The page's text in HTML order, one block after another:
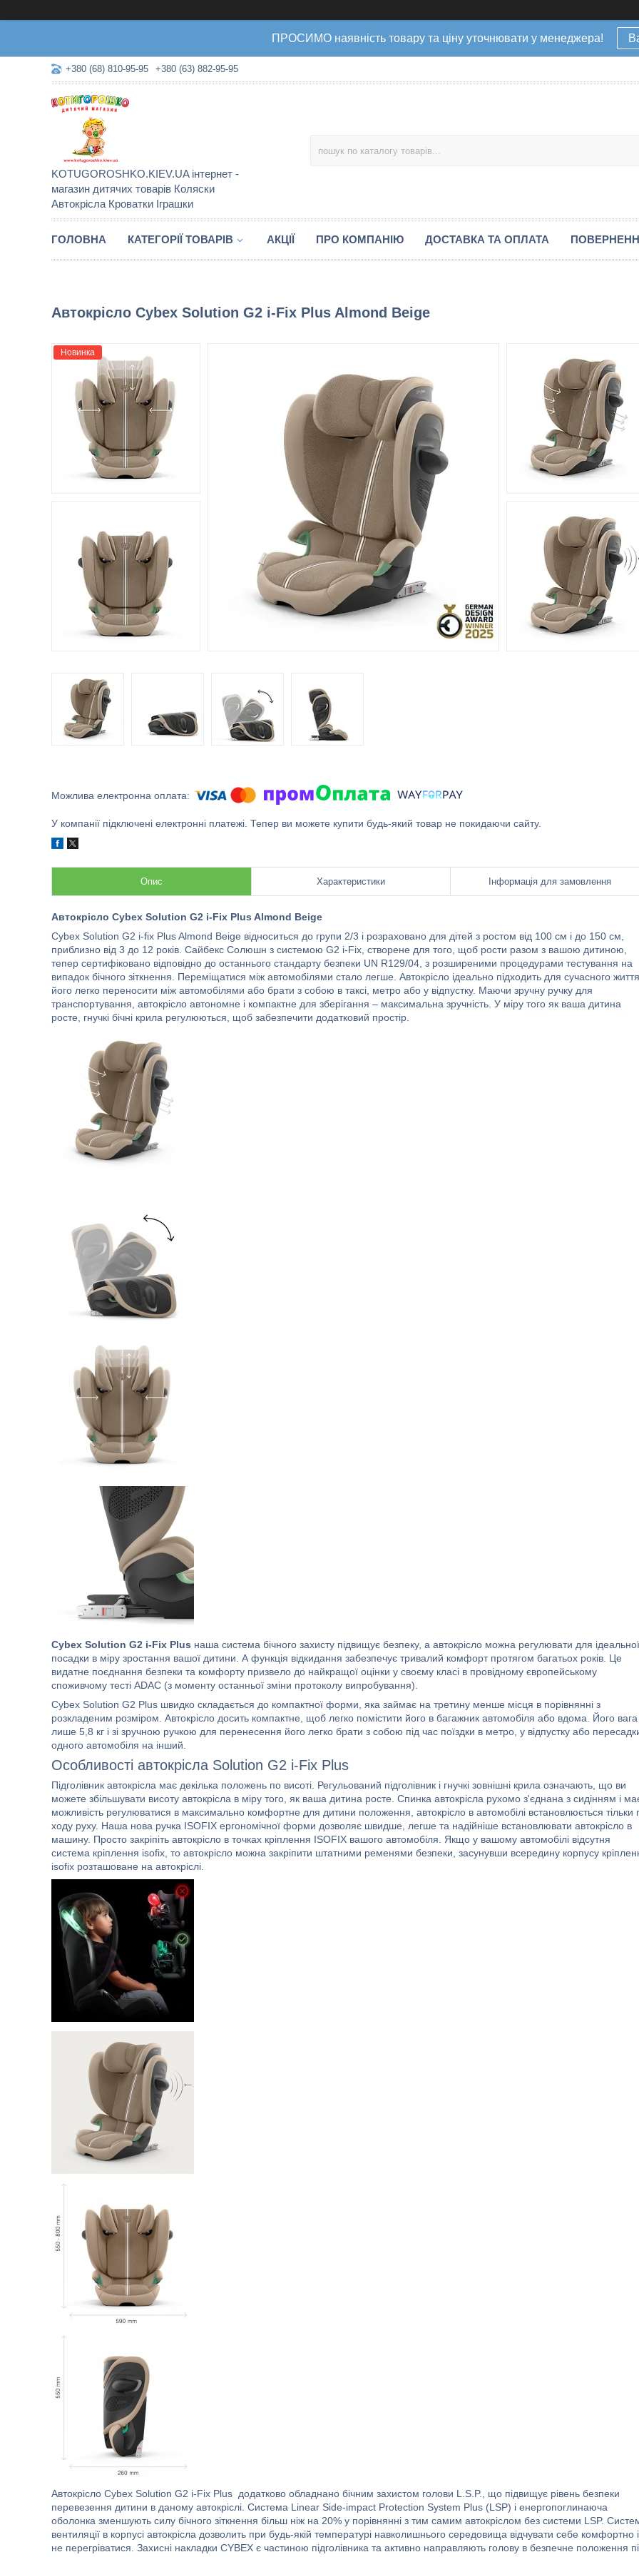
ПРОСИМО наявність товару та ціну уточнювати у менеджера!
+380 (68) 810-95-95 +380 (63) 882-95-95
KOTUGOROSHKO.KIEV.UA інтернет -
магазин дитячих товарів Коляски
Автокрісла Кроватки Іграшки
ГОЛОВНА КАТЕГОРІЇ ТОВАРІВ АКЦІЇ ПРО КОМПАНІЮ ДОСТАВКА ТА ОПЛАТА
Автокрісло Cybex Solution G2 i-Fix Plus Almond Beige
Новинка
У компанії підключені електронні платежі. Тепер ви можете купити будь-який товар не покидаючи сайту.
Опис Характеристики Інформація для замовлення
Автокрісло Cybex Solution G2 i-Fix Plus Almond Beige
Cybex Solution G2 i-fix Plus Almond Beige відноситься до групи 2/3 і розраховано для дітей з ростом від 100 см і до 150 см,
приблизно від 3 до 12 років. Сайбекс Солюшн з системою G2 i-Fix, створене для того, щоб рости разом з вашою дитиною,
тепер сертифіковано відповідно до останнього стандарту безпеки UN R129/04, з розширеними процедурами тестування на
випадок бічного зіткнення. Переміщатися між автомобілями стало легше. Автокрісло ідеально підходить для сучасного життя,
його легко переносити між автомобілями або брати з собою в таксі, метро або у відпустку. Маючи зручну ручку для
транспортування, автокрісло автономне і компактне для зберігання – максимальна зручність. У міру того як ваша дитина
росте, гнучкі бічні крила регулюються, щоб забезпечити додатковий простір.
Cybex Solution G2 i-Fix Plus наша система бічного захисту підвищує безпеку, а автокрісло можна регулювати для ідеальної
посадки в міру зростання вашої дитини. А функція відкидання забезпечує тривалий комфорт протягом багатьох років. Це
видатне поєднання безпеки та комфорту призвело до найкращої оцінки у своєму класі в провідному європейському
споживчому тесті ADAC (з моменту останньої зміни протоколу випробування).
Cybex Solution G2 Plus швидко складається до компактної форми, яка займає на третину менше місця в порівнянні з
розкладеним розміром. Автокрісло досить компактне, щоб легко помістити його в багажник автомобіля або вдома. Його вага
лише 5,8 кг і зі зручною ручкою для перенесення його легко брати з собою під час поїздки в метро, ​​у відпустку або
одного автомобіля на інший.
Особливості автокрісла Solution G2 i-Fix Plus
Підголівник автокрісла має декілька положень по висоті. Регульований підголівник і гнучкі зовнішні крила означають, що ви
можете збільшувати висоту автокрісла в міру того, як ваша дитина росте. Спинка автокрісла рухомо з'єднана з сидінням і
можливість регулюватися в максимально комфортне для дитини положення, автокрісло в автомобілі встановлюється тільки
ходу руху. Наша нова ручка ISOFIX ергономічної форми дозволяє швидше, легше та надійніше встановлювати автокрісло в
машину. Просто закріпіть автокрісло в точках кріплення ISOFIX вашого автомобіля. Якщо у вашому автомобілі відсутня
система кріплення isofix, то автокрісло можна закріпити штатними ременями безпеки, засунувши всередину корпусу
isofix розташоване на автокріслі.
Автокрісло Cybex Solution G2 i-Fix Plus додатково обладнано бічним захистом голови L.S.P., що підвищує рівень безпеки
перевезення дитини в даному автокріслі. Система Linear Side-impact Protection System Plus (LSP) і енергопоглинаюча
оболонка зменшують силу бічного зіткнення більш ніж на 20% у порівнянні з тим самим автокріслом без системи LSP.
вентиляції в корпусі автокрісла дозволить при будь-якій температурі навколишнього середовища відчувати себе комфортно і
не перегріватися. Захисні накладки CYBEX є частиною підголівника та активно направляють голову в безпечне положення